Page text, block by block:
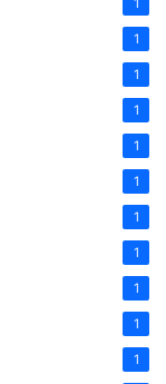
1
1
1
1
1
1
1
1
1
1
1